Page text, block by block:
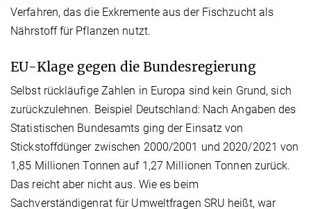
Verfahren, das die Exkremente aus der Fischzucht als
Nährstoff für Pflanzen nutzt.
EU-Klage gegen die Bundesregierung
Selbst rückläufige Zahlen in Europa sind kein Grund, sich
zurückzulehnen. Beispiel Deutschland: Nach Angaben des
Statistischen Bundesamts ging der Einsatz von
Stickstoffdünger zwischen 2000/2001 und 2020/2021 von
1,85 Millionen Tonnen auf 1,27 Millionen Tonnen zurück.
Das reicht aber nicht aus. Wie es beim
Sachverständigenrat für Umweltfragen SRU heißt, war